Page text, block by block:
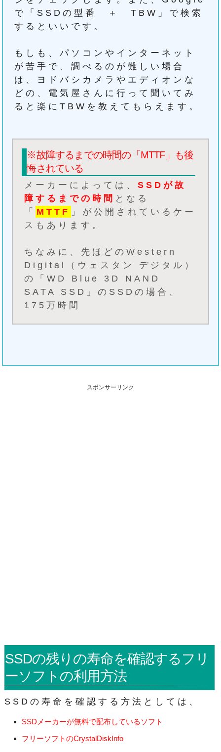
で「SSDの型番 ＋ TBW」で検索
するといいです。
もしも、パソコンやインターネット
が苦手で、調べるのが難しい場合
は、ヨドバシカメラやエディオンな
どの、電気屋さんに行って聞いてみ
ると楽にTBWを教えてもらえます。
※故障するまでの時間の「MTTF」も後
悔されている
メーカーによっては、SSDが故
障するまでの時間 となる
「
MTTF
」が公開されているケー
スもあります。
ちなみに、先ほどのWestern
Digital（ウェスタン デジタル）
の「WD Blue 3D NAND
SATA SSD」のSSDの場合、
175万時間
スポンサーリンク
SSDの残りの寿命を確認するフリ
ーソフトの利用方法
SSDの寿命を確認する方法としては、
SSDメーカーが無料で配布しているソフト
フリーソフトのCrystalDiskInfo